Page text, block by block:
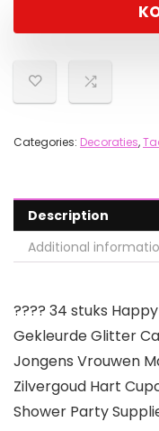
Categories: Decoraties,
Description
Additional
???? 34 stuks
Gekleurde Glitter
Jongens Vrouwen
Zilvergoud Hart
Shower Party